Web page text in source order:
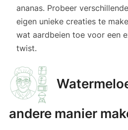
ananas. Probeer
eigen unieke creaties te
wat aardbeien toe voor een
twist.
andere manier